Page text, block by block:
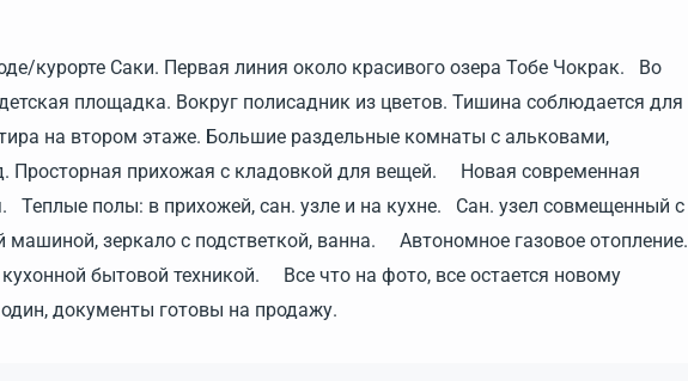
курорте Саки. Первая линия около красивого озера Тобе Чокрак. Во
площадка. Вокруг полисадник из цветов. Тишина соблюдается для
на втором этаже. Большие раздельные комнаты с альковами,
Просторная прихожая с кладовкой для вещей. Новая современная
полы: в прихожей, сан. узле и на кухне. Сан. узел совмещенный с
машиной, зеркало с подстветкой, ванна. Автономное газовое отопление.
бытовой техникой. Все что на фото, все остается новому
документы готовы на продажу.